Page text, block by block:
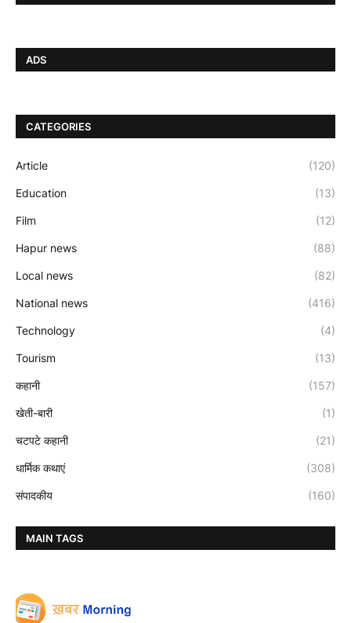
ADS
CATEGORIES
Article (120)
Education (13)
Film (12)
Hapur news (88)
Local news (82)
National news (416)
Technology (4)
Tourism (13)
कहानी (157)
खेती-बारी (1)
चटपटे कहानी (21)
धार्मिक कथाएं (308)
संपादकीय (160)
MAIN TAGS